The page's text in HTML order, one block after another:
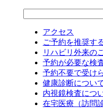
アクセス
ご予約を推奨す
リハビリ外来の
予約が必要な検
予約不要で受け
健康診断につい
内視鏡検査につ
在宅医療（訪問